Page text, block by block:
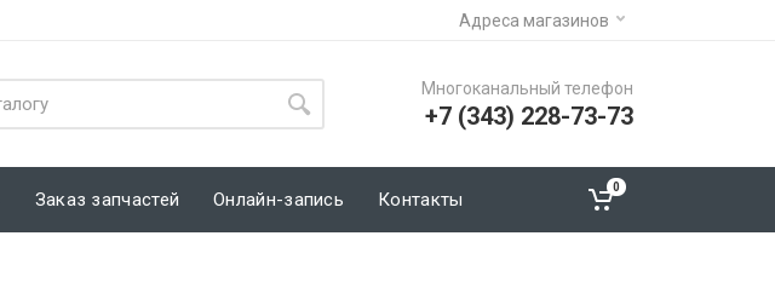
Адреса магазинов
Многоканальный телефон
+7 (343) 228-73-73
Заказ запчастей Онлайн-запись Контакты
0